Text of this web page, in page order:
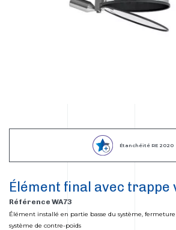
Étanchéité RE 2020
Élément final avec trappe
Référence WA73
Élément installé en partie basse du système,
système de contre-poids